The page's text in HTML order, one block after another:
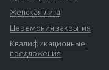
Женская лига
Церемония закрытия
Квалификационные
предложения